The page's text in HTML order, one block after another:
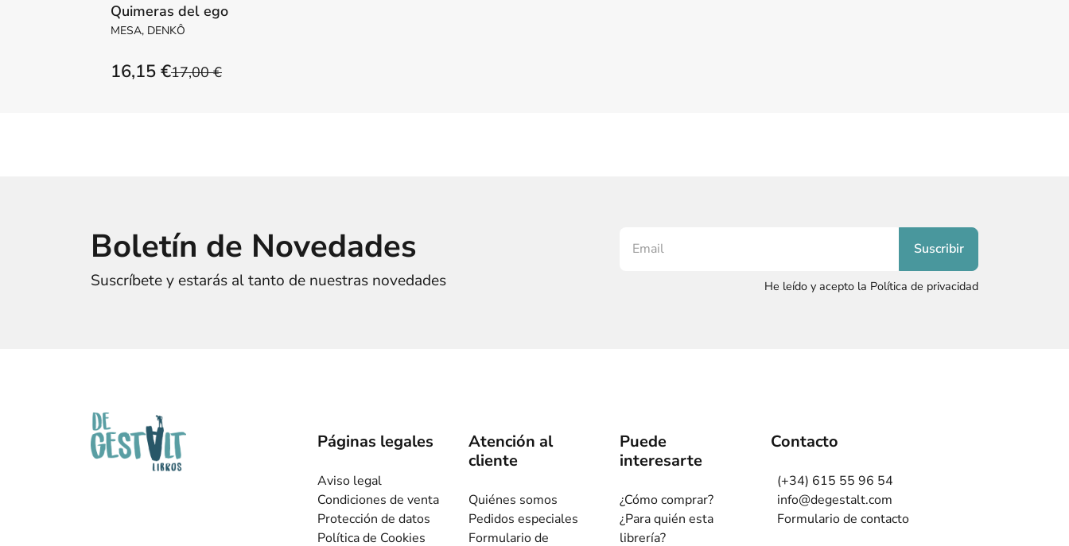
Quimeras del ego
MESA, DENKÔ
17,00 €
16,15 €
Boletín de Novedades
Suscríbete y estarás al tanto de nuestras novedades He leído y acepto la Política de privacidad
Páginas legales
Aviso legal
Condiciones de venta
Protección de datos
Política de Cookies
Atención al
cliente
Quiénes somos
Pedidos especiales
Formulario de
Puede
interesarte
¿Cómo comprar?
¿Para quién esta
librería?
Contacto
(+34) 615 55 96 54
info@degestalt.com
Formulario de contacto